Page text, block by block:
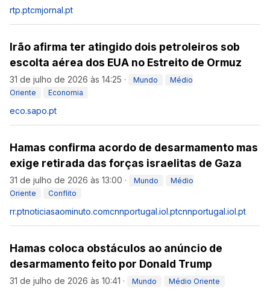
rtp.ptcmjornal.pt
Irão afirma ter atingido dois petroleiros sob
escolta aérea dos EUA no Estreito de Ormuz
31 de julho de 2026 às 14:25 · Mundo
Médio
Oriente
Economia
eco.sapo.pt
Hamas confirma acordo de desarmamento mas
exige retirada das forças israelitas de Gaza
31 de julho de 2026 às 13:00 · Mundo
Médio
Oriente
Conflito
rr.ptnoticiasaominuto.comcnnportugal.iol.ptcnnportugal.iol.pt
Hamas coloca obstáculos ao anúncio de
desarmamento feito por Donald Trump
31 de julho de 2026 às 10:41 · Mundo Médio Oriente